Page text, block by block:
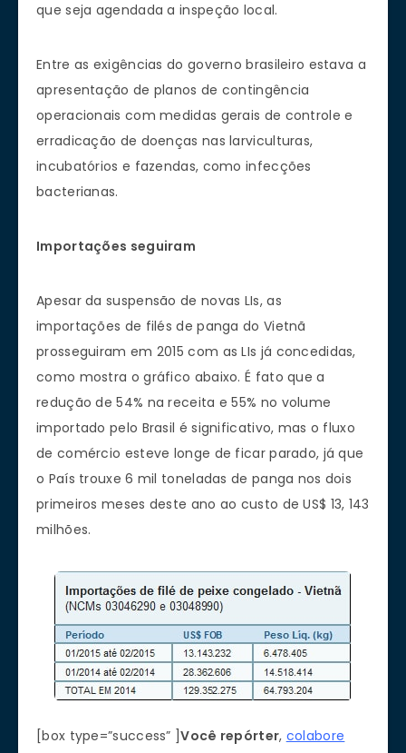
que seja agendada a inspeção local.
Entre as exigências do governo brasileiro estava a
apresentação de planos de contingência
operacionais com medidas gerais de controle e
erradicação de doenças nas larviculturas,
incubatórios e fazendas, como infecções
bacterianas.
Importações seguiram
Apesar da suspensão de novas LIs, as
importações de filés de panga do Vietnã
prosseguiram em 2015 com as LIs já concedidas,
como mostra o gráfico abaixo. É fato que a
redução de 54% na receita e 55% no volume
importado pelo Brasil é significativo, mas o fluxo
de comércio esteve longe de ficar parado, já que
o País trouxe 6 mil toneladas de panga nos dois
primeiros meses deste ano ao custo de US$ 13, 143
milhões.
[box type=”success” ]Você repórter, colabore